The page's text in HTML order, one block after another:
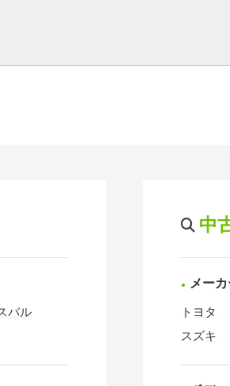
バル
中
メー
トヨタ
スズキ